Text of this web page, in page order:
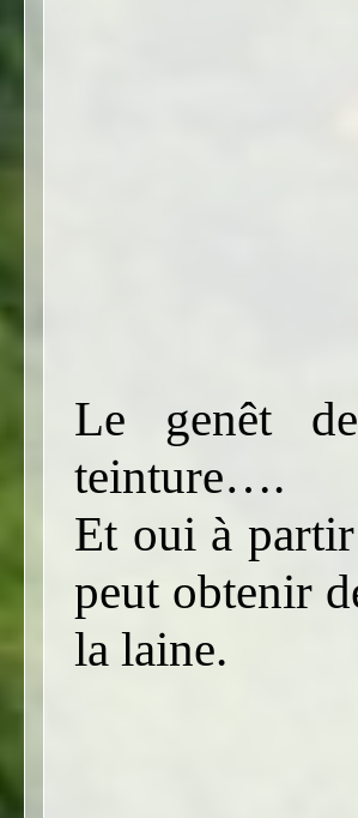
Le genêt
teinture….
Et oui à
peut obtenir
la laine.